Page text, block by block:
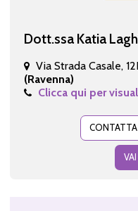
Dott.ssa Katia
Via Strada Casale,
(Ravenna)
Clicca qui per